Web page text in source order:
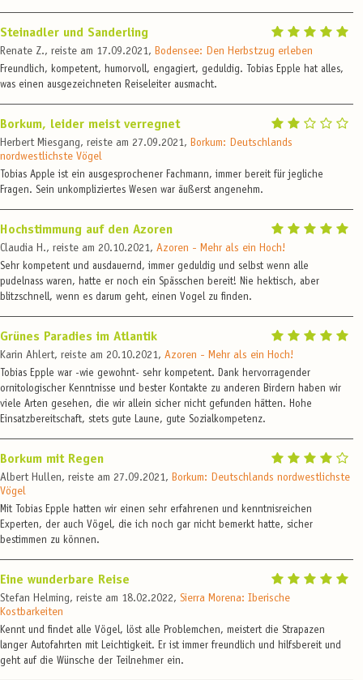
Steinadler und Sanderling
Renate Z., reiste am 17.09.2021, Bodensee: Den Herbstzug erleben
Freundlich, kompetent, humorvoll, engagiert, geduldig. Tobias Epple hat alles,
was einen ausgezeichneten Reiseleiter ausmacht.
Borkum, leider meist verregnet
Herbert Miesgang, reiste am 27.09.2021, Borkum: Deutschlands
nordwestlichste Vögel
Tobias Apple ist ein ausgesprochener Fachmann, immer bereit für jegliche
Fragen. Sein unkompliziertes Wesen war äußerst angenehm.
Hochstimmung auf den Azoren
Claudia H., reiste am 20.10.2021, Azoren - Mehr als ein Hoch!
Sehr kompetent und ausdauernd, immer geduldig und selbst wenn alle
pudelnass waren, hatte er noch ein Spässchen bereit! Nie hektisch, aber
blitzschnell, wenn es darum geht, einen Vogel zu finden.
Grünes Paradies im Atlantik
Karin Ahlert, reiste am 20.10.2021, Azoren - Mehr als ein Hoch!
Tobias Epple war -wie gewohnt- sehr kompetent. Dank hervorragender
ornitologischer Kenntnisse und bester Kontakte zu anderen Birdern haben wir
viele Arten gesehen, die wir allein sicher nicht gefunden hätten. Hohe
Einsatzbereitschaft, stets gute Laune, gute Sozialkompetenz.
Borkum mit Regen
Albert Hullen, reiste am 27.09.2021, Borkum: Deutschlands nordwestlichste
Vögel
Mit Tobias Epple hatten wir einen sehr erfahrenen und kenntnisreichen
Experten, der auch Vögel, die ich noch gar nicht bemerkt hatte, sicher
bestimmen zu können.
Eine wunderbare Reise
Stefan Helming, reiste am 18.02.2022, Sierra Morena: Iberische
Kostbarkeiten
Kennt und findet alle Vögel, löst alle Problemchen, meistert die Strapazen
langer Autofahrten mit Leichtigkeit. Er ist immer freundlich und hilfsbereit und
geht auf die Wünsche der Teilnehmer ein.